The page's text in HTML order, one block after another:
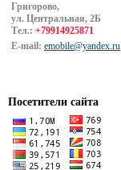
Григорово,
ул. Центральная, 2Б
Тел.: +79914925871
E-mail: emobile@yandex.ru
Посетители сайта